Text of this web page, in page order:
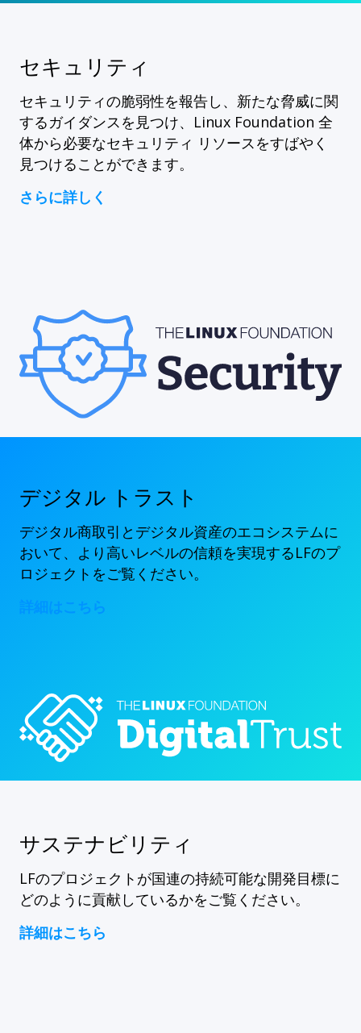
セキュリティ
セキュリティの脆弱性を報告し、新たな脅威に関
するガイダンスを見つけ、Linux Foundation 全
体から必要なセキュリティ リソースをすばやく
見つけることができます。
さらに詳しく
デジタル トラスト
デジタル商取引とデジタル資産のエコシステムに
おいて、より高いレベルの信頼を実現するLFのプ
ロジェクトをご覧ください。
詳細はこちら
サステナビリティ
LFのプロジェクトが国連の持続可能な開発目標に
どのように貢献しているかをご覧ください。
詳細はこちら